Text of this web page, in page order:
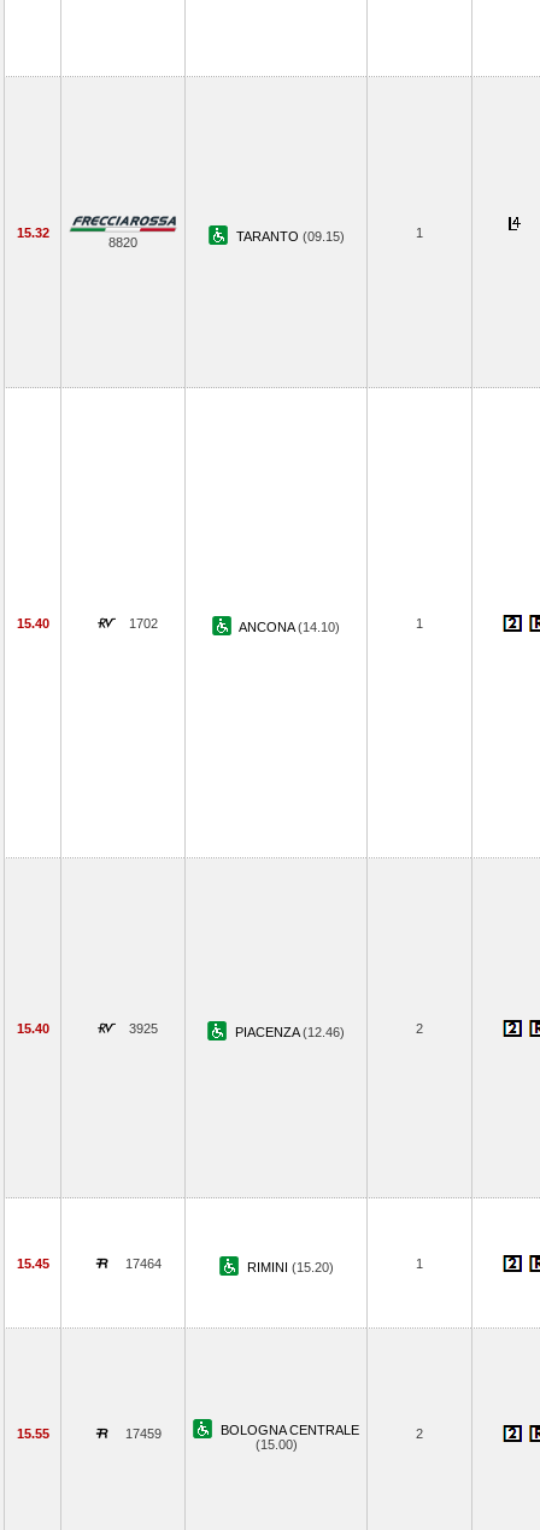
15.32
8820 TARANTO (09.15) 1
15.40 1702 ANCONA(14.10) 1
15.40 3925 PIACENZA(12.46) 2
15.45 17464 RIMINI (15.20) 1
15.55 17459
BOLOGNA CENTRALE
(15.00)
2